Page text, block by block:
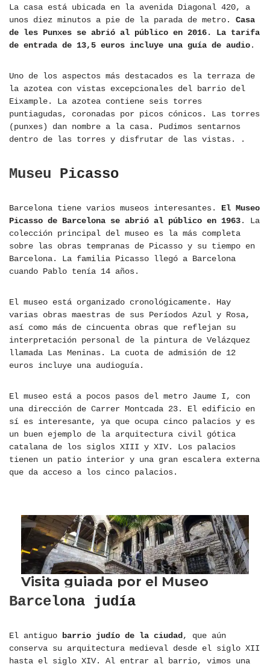
La casa está ubicada en la avenida Diagonal 420, a
unos diez minutos a pie de la parada de metro. Casa
de les Punxes se abrió al público en 2016. La tarifa
de entrada de 13,5 euros incluye una guía de audio.
Uno de los aspectos más destacados es la terraza de
la azotea con vistas excepcionales del barrio del
Eixample. La azotea contiene seis torres
puntiagudas, coronadas por picos cónicos. Las torres
(punxes) dan nombre a la casa. Pudimos sentarnos
dentro de las torres y disfrutar de las vistas. .
Museu Picasso
Barcelona tiene varios museos interesantes. El Museo
Picasso de Barcelona se abrió al público en 1963. La
colección principal del museo es la más completa
sobre las obras tempranas de Picasso y su tiempo en
Barcelona. La familia Picasso llegó a Barcelona
cuando Pablo tenía 14 años.
El museo está organizado cronológicamente. Hay
varias obras maestras de sus Períodos Azul y Rosa,
así como más de cincuenta obras que reflejan su
interpretación personal de la pintura de Velázquez
llamada Las Meninas. La cuota de admisión de 12
euros incluye una audioguía.
El museo está a pocos pasos del metro Jaume I, con
una dirección de Carrer Montcada 23. El edificio en
sí es interesante, ya que ocupa cinco palacios y es
un buen ejemplo de la arquitectura civil gótica
catalana de los siglos XIII y XIV. Los palacios
tienen un patio interior y una gran escalera externa
que da acceso a los cinco palacios.
Barcelona judía
El antiguo barrio judío de la ciudad, que aún
conserva su arquitectura medieval desde el siglo XII
hasta el siglo XIV. Al entrar al barrio, vimos una